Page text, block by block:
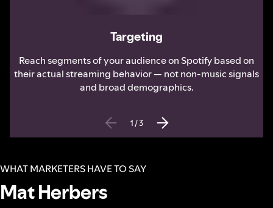
Targeting
Reach segments of your audience on Spotify based on
their actual streaming behavior — not non-music signals
and broad demographics.
1 /3
WHAT MARKETERS HAVE TO SAY
Mat Herbers